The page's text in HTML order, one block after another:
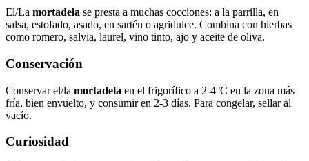
El/La mortadela se presta a muchas cocciones: a la parrilla, en
salsa, estofado, asado, en sartén o agridulce. Combina con hierbas
como romero, salvia, laurel, vino tinto, ajo y aceite de oliva.
Conservación
Conservar el/la mortadela en el frigorífico a 2-4°C en la zona más
fría, bien envuelto, y consumir en 2-3 días. Para congelar, sellar al
vacío.
Curiosidad